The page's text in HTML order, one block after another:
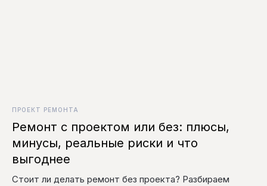
ПРОЕКТ РЕМОНТА
Ремонт с проектом или без: плюсы,
минусы, реальные риски и что
выгоднее
Стоит ли делать ремонт без проекта? Разбираем